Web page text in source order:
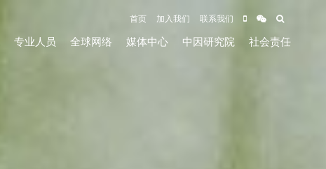
首页 加入我们 联系我们
专业人员 全球网络 媒体中心 中因研究院 社会责任